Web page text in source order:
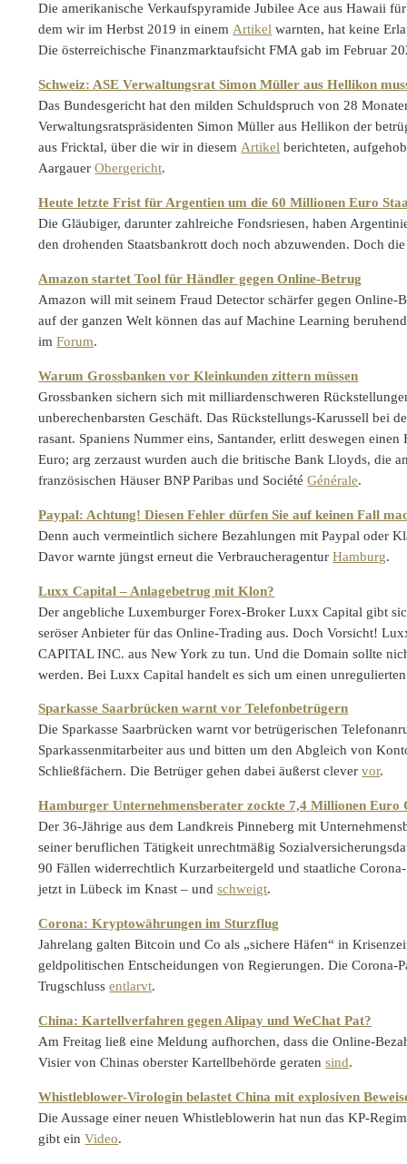
Die amerikanische Verkaufspyramide Jubilee Ace aus Hawaii
dem wir im Herbst 2019 in einem Artikel warnten, hat keine
Die österreichische Finanzmarktaufsicht FMA gab im Februar
Schweiz: ASE Verwaltungsrat Simon Müller aus Hellikon
Das Bundesgericht hat den milden Schuldspruch von 28
Verwaltungsratspräsidenten Simon Müller aus Hellikon der
aus Fricktal, über die wir in diesem Artikel berichteten,
AargauerObergericht.
Heute letzte Frist für Argentien um die 60 Millionen Euro
Die Gläubiger, darunter zahlreiche Fondsriesen, haben
den drohenden Staatsbankrott doch noch abzuwenden. Doch
Amazon startet Tool für Händler gegen Online-Betrug
Amazon will mit seinem Fraud Detector schärfer gegen Online-
auf der ganzen Welt können das auf Machine Learning
imForum.
Warum Grossbanken vor Kleinkunden zittern müssen
Grossbanken sichern sich mit milliardenschweren
unberechenbarsten Geschäft. Das Rückstellungs-Karussell bei
rasant. Spaniens Nummer eins, Santander, erlitt deswegen
Euro; arg zerzaust wurden auch die britische Bank Lloyds, die
französischen Häuser BNP Paribas und SociétéGénérale.
Paypal: Achtung! Diesen Fehler dürfen Sie auf keinen Fall
Denn auch vermeintlich sichere Bezahlungen mit Paypal oder
Davor warnte jüngst erneut die VerbraucheragenturHamburg.
Luxx Capital – Anlagebetrug mit Klon?
Der angebliche Luxemburger Forex-Broker Luxx Capital gibt
seröser Anbieter für das Online-Trading aus. Doch Vorsicht!
CAPITAL INC. aus New York zu tun. Und die Domain sollte
werden. Bei Luxx Capital handelt es sich um einen
Sparkasse Saarbrücken warnt vor Telefonbetrügern
Die Sparkasse Saarbrücken warnt vor betrügerischen
Sparkassenmitarbeiter aus und bitten um den Abgleich von
Schließfächern. Die Betrüger gehen dabei äußerst clevervor.
Hamburger Unternehmensberater zockte 7,4 Millionen Euro
Der 36-Jährige aus dem Landkreis Pinneberg mit
seiner beruflichen Tätigkeit unrechtmäßig
90 Fällen widerrechtlich Kurzarbeitergeld und staatliche
jetzt in Lübeck im Knast – undschweigt.
Corona: Kryptowährungen im Sturzflug
Jahrelang galten Bitcoin und Co als „sichere Häfen“ in
geldpolitischen Entscheidungen von Regierungen. Die Corona-
Trugschlussentlarvt.
China: Kartellverfahren gegen Alipay und WeChat Pat?
Am Freitag ließ eine Meldung aufhorchen, dass die Online-
Visier von Chinas oberster Kartellbehörde geratensind.
Whistleblower-Virologin belastet China mit explosiven
Die Aussage einer neuen Whistleblowerin hat nun das KP-
gibt einVideo.